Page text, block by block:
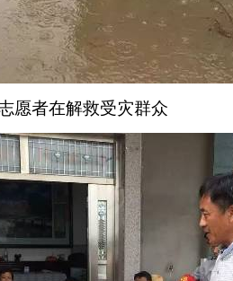
者在解救受灾群众